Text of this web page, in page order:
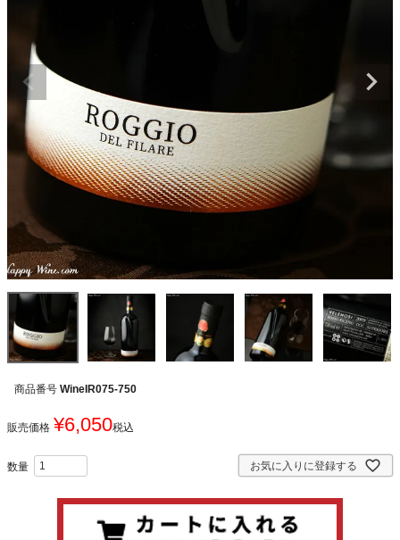
商品番号 WineIR075-750
販売価格 ¥6,050税込
お気に入りに登録する